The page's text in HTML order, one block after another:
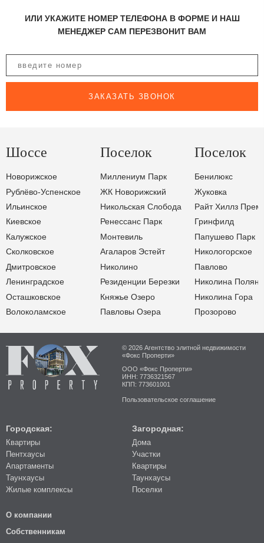
ИЛИ УКАЖИТЕ НОМЕР ТЕЛЕФОНА В ФОРМЕ И НАШ
МЕНЕДЖЕР САМ ПЕРЕЗВОНИТ ВАМ
ЗАКАЗАТЬ ЗВОНОК
Шоссе
Новорижское
Рублёво-Успенское
Ильинское
Киевское
Калужское
Сколковское
Дмитровское
Ленинградское
Осташковское
Волоколамское
Поселок
Миллениум Парк
ЖК Новорижский
Никольская Слобода
Ренессанс Парк
Монтевиль
Агаларов Эстейт
Николино
Резиденции Березки
Княжье Озеро
Павловы Озера
Поселок
Бенилюкс
Жуковка
Райт Хиллз
Гринфилд
Папушево Парк
Никологорское
Павлово
Николина Поляна
Николина Гора
Прозорово
© 2026 Агентство элитной недвижимости
«Фокс Проперти»
ООО «Фокс Проперти»
ИНН: 7736321567
КПП: 773601001
Пользовательское соглашение
Городская:
Квартиры
Пентхаусы
Апартаменты
Таунхаусы
Жилые комплексы
Загородная:
Дома
Участки
Квартиры
Таунхаусы
Поселки
О компании
Собственникам